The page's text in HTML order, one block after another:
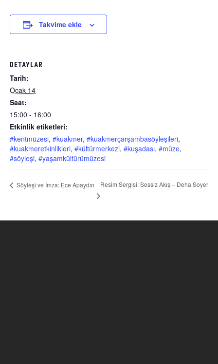
Takvime ekle
DETAYLAR
Tarih:
Ocak 14
Saat:
15:00 - 16:00
Etkinlik etiketleri:
#kentmüzesi, #kuakmer, #kuakmerçarşambasöyleşileri,
#kuakmeretkinlikleri, #kültürmerkezi, #kuşadası, #müze,
#söyleşi, #yaşamkültürümüzesi
Söyleşi ve İmza: Ece Apaydın Resim Sergisi: Sessiz Akış – Deha Soyer